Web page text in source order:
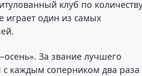
клуб по
играет один из самых
За звание лучшего
с каждым соперником два раза